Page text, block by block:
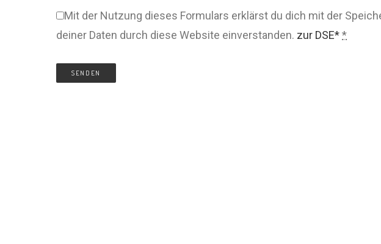
Mit der Nutzung dieses Formulars erklärst du dich mit der
deiner Daten durch diese Website einverstanden. zur DSE**